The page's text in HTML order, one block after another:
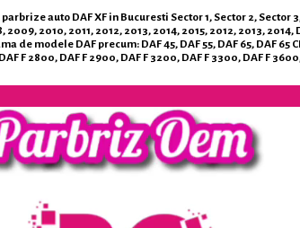
auto DAF XF in Bucuresti Sector 1, Sector 2, Sector
2010, 2011, 2012, 2013, 2014, 2015, 2012, 2013,
DAF precum: DAF 45, DAF 55, DAF 65, DAF 65 CF,
F 2800, DAF F 2900, DAF F 3200, DAF F 3300, DAF F